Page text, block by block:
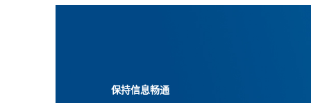
保持信息畅通